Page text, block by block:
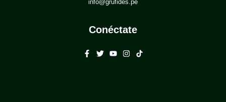
info@grufides.pe
Conéctate